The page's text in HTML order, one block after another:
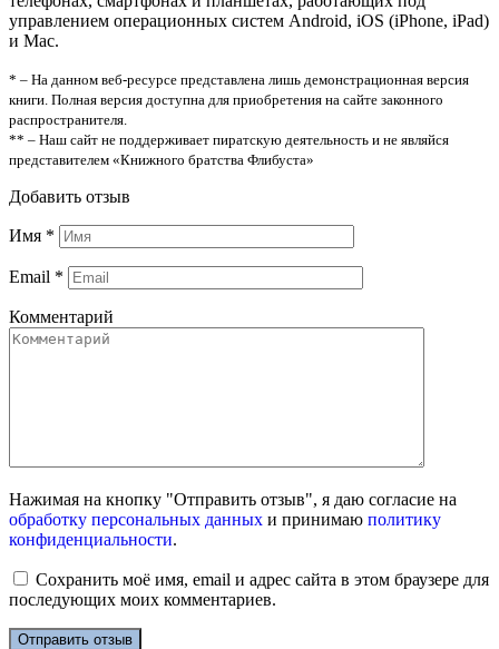
управлением операционных систем Android, iOS (iPhone, iPad)
и Mac.
* – На данном веб-ресурсе представлена лишь демонстрационная версия
книги. Полная версия доступна для приобретения на сайте законного
распространителя.
** – Наш сайт не поддерживает пиратскую деятельность и не являйся
представителем «Книжного братства Флибуста»
Добавить отзыв
Имя *
Email *
Комментарий
Нажимая на кнопку "Отправить отзыв", я даю согласие на
обработку персональных данных и принимаю политику
конфиденциальности.
Сохранить моё имя, email и адрес сайта в этом браузере для
последующих моих комментариев.